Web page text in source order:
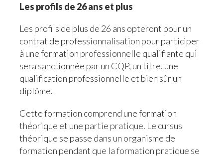
Les profils de 26 ans et plus
Les profils de plus de 26 ans opteront pour un
contrat de professionnalisation pour participer
à une formation professionnelle qualifiante qui
sera sanctionnée par un CQP, un titre, une
qualification professionnelle et bien sûr un
diplôme.
Cette formation comprend une formation
théorique et une partie pratique. Le cursus
théorique se passe dans un organisme de
formation pendant que la formation pratique se